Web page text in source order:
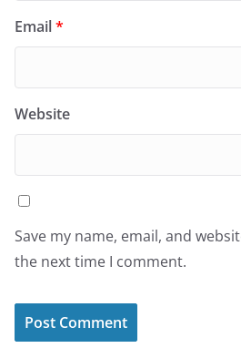
Email*
Website
Save my name, email, and
the next time I comment.